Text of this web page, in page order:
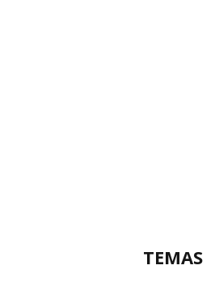
TEMAS